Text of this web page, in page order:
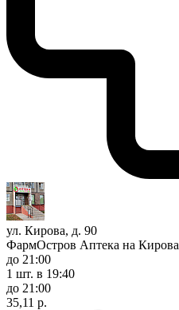
ул. Кирова, д. 90
ФармОстров Аптека на Кирова
до 21:00
1 шт. в 19:40
до 21:00
35,11 р.